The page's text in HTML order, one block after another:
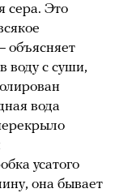
сера. Это
объясняет
воду с суши,
вода
усатого
она бывает